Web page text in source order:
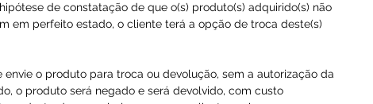
de constatação de que o(s) produto(s) adquirido(s) não
em perfeito estado, o cliente terá a opção de troca deste(s)
envie o produto para troca ou devolução, sem a autorização da
o produto será negado e será devolvido, com custo